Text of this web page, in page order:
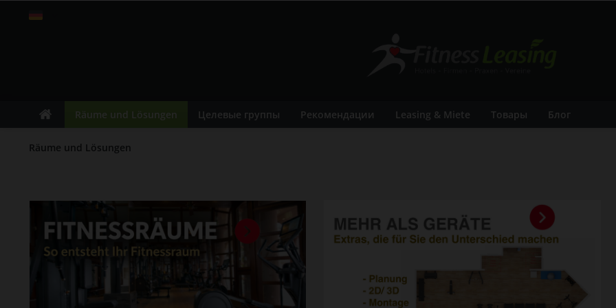
Räume und Lösungen Целевые группы Рекомендации Leasing & Miete Товары Блог
Räume und Lösungen